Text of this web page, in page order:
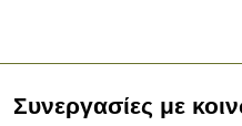
Συνεργασίες με